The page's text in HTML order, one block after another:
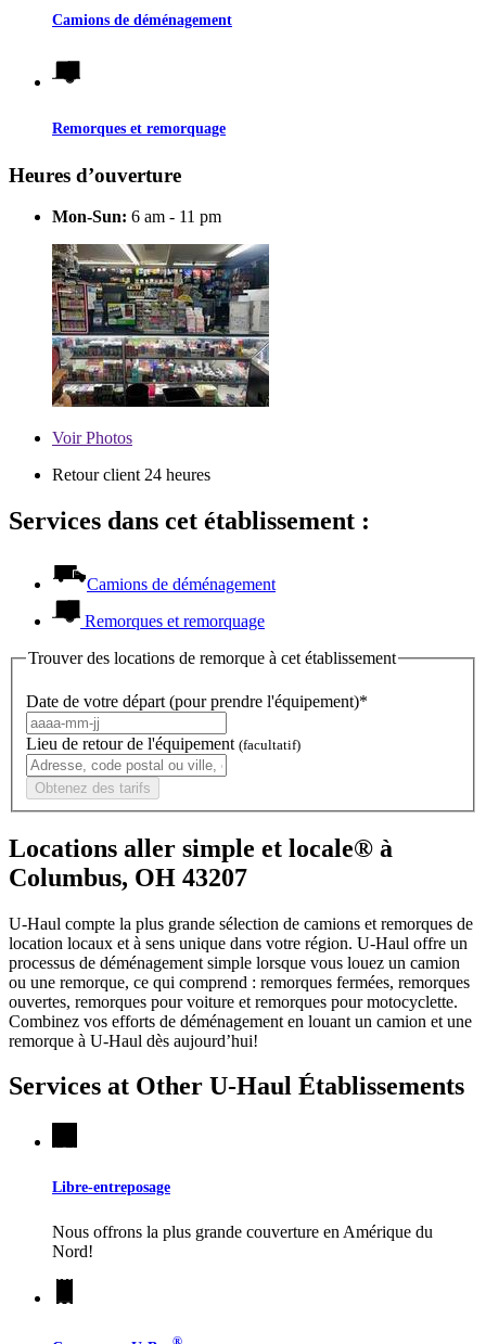
Camions de déménagement
Remorques et remorquage
Heures d’ouverture
Mon-Sun: 6 am - 11 pm
VoirPhotos
Retour client 24 heures
Services dans cet établissement :
Camions de déménagement
Remorques et remorquage
Trouver des locations de remorque à cet établissement
Date de votre départ (pour prendre l'équipement)*
Lieu de retour de l'équipement (facultatif)
Obtenez des tarifs
Locations aller simple et locale® à
Columbus, OH 43207
U-Haul compte la plus grande sélection de camions et remorques de
location locaux et à sens unique dans votre région. U-Haul offre un
processus de déménagement simple lorsque vous louez un camion
ou une remorque, ce qui comprend : remorques fermées, remorques
ouvertes, remorques pour voiture et remorques pour motocyclette.
Combinez vos efforts de déménagement en louant un camion et une
remorque à U-Haul dès aujourd’hui!
Services at Other U-Haul Établissements
Libre-entreposage
Nous offrons la plus grande couverture en Amérique du
Nord!